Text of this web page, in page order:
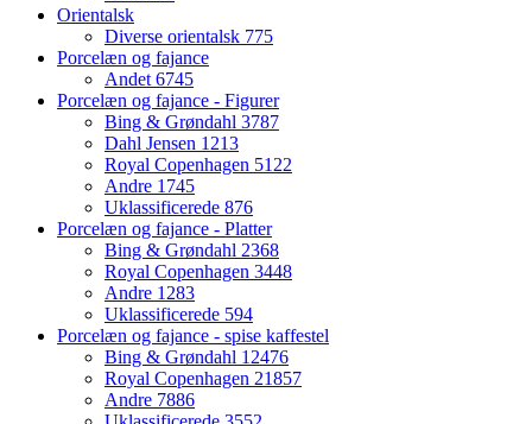
Orientalsk
Diverse orientalsk 775
Porcelæn og fajance
Andet6745
Porcelæn og fajance - Figurer
Bing & Grøndahl 3787
Dahl Jensen 1213
Royal Copenhagen 5122
Andre 1745
Uklassificerede 876
Porcelæn og fajance - Platter
Bing & Grøndahl 2368
Royal Copenhagen 3448
Andre 1283
Uklassificerede 594
Porcelæn og fajance - spise kaffestel
Bing & Grøndahl 12476
Royal Copenhagen 21857
Andre 7886